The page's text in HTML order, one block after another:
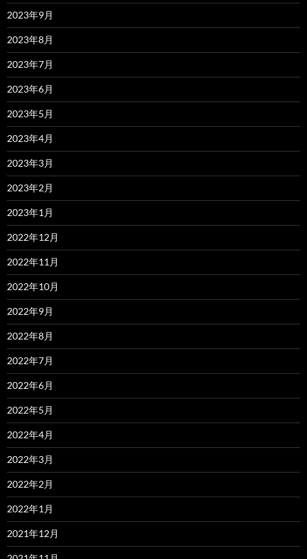
2023年9月
2023年8月
2023年7月
2023年6月
2023年5月
2023年4月
2023年3月
2023年2月
2023年1月
2022年12月
2022年11月
2022年10月
2022年9月
2022年8月
2022年7月
2022年6月
2022年5月
2022年4月
2022年3月
2022年2月
2022年1月
2021年12月